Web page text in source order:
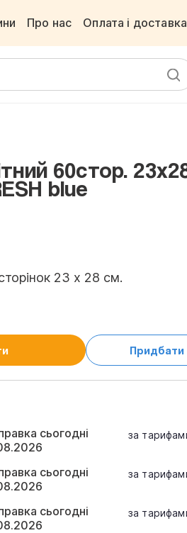
Про нас Оплата і доставка
60стор.
blue
23 х 28 см.
Придбати
сьогодні
за
сьогодні
за
сьогодні
за